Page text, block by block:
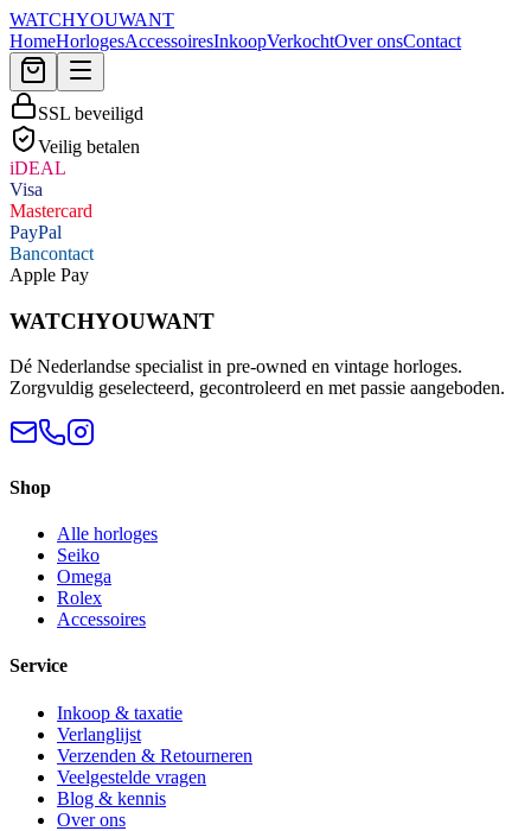
WATCHYOUWANT
HomeHorlogesAccessoiresInkoopVerkochtOver onsContact
SSL beveiligd
Veilig betalen
iDEAL
Visa
Mastercard
PayPal
Bancontact
Apple Pay
WATCHYOUWANT
Dé Nederlandse specialist in pre-owned en vintage horloges.
Zorgvuldig geselecteerd, gecontroleerd en met passie aangeboden.
Shop
Alle horloges
Seiko
Omega
Rolex
Accessoires
Service
Inkoop & taxatie
Verlanglijst
Verzenden & Retourneren
Veelgestelde vragen
Blog & kennis
Over ons